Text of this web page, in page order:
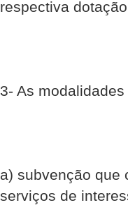
respectiva
3- As
a) subvenção que
serviços de